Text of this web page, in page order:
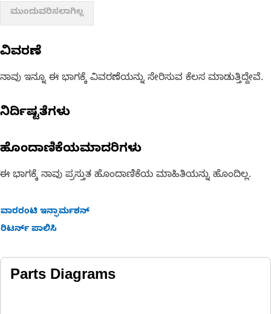
ಮುಂದುವರಿಸಲಾಗಿಲ್ಲ
ವಿವರಣೆ
ನಾವು ಇನ್ನೂ ಈ ಭಾಗಕ್ಕೆ ವಿವರಣೆಯನ್ನು ಸೇರಿಸುವ ಕೆಲಸ ಮಾಡುತ್ತಿದ್ದೇವೆ.
ನಿರ್ದಿಷ್ಟತೆಗಳು
ಹೊಂದಾಣಿಕೆಯಮಾದರಿಗಳು
ಈ ಭಾಗಕ್ಕೆ ನಾವು ಪ್ರಸ್ತುತ ಹೊಂದಾಣಿಕೆಯ ಮಾಹಿತಿಯನ್ನು ಹೊಂದಿಲ್ಲ.
ವಾರರಂಟಿ ಇನ್ಫಾರ್ಮಶನ್
ರಿಟರ್ನ್ ಪಾಲಿಸಿ
Parts Diagrams